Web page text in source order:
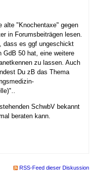
alte "Knochentaxe" gegen
in Forumsbeiträgen lesen.
dass es ggf ungeschickt
GdB 50 hat, eine weitere
zu lassen. Auch
Du zB das Thema
SchwbV bekannt
beraten kann.
RSS-Feed dieser Diskussion